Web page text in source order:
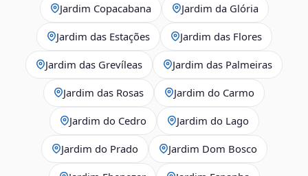
Jardim Copacabana Jardim da Glória
Jardim das Estações Jardim das Flores
Jardim das Grevíleas Jardim das Palmeiras
Jardim das Rosas Jardim do Carmo
Jardim do Cedro Jardim do Lago
Jardim do Prado Jardim Dom Bosco